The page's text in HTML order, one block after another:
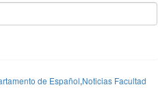
de Español,Noticias Facultad